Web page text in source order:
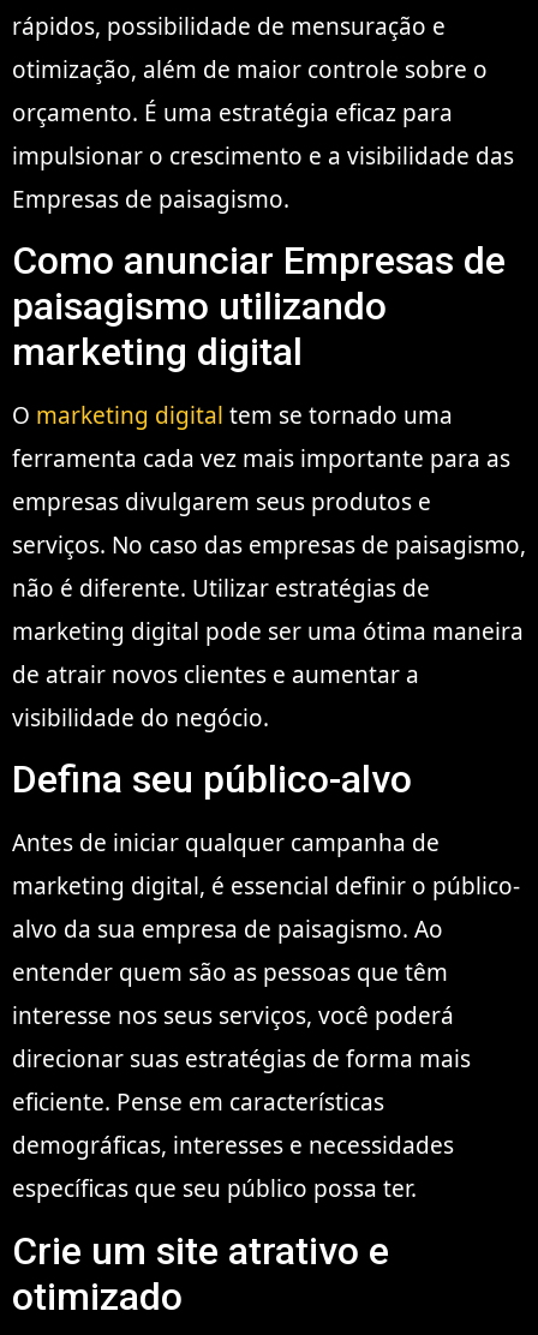
rápidos, possibilidade de mensuração e
otimização, além de maior controle sobre o
orçamento. É uma estratégia eficaz para
impulsionar o crescimento e a visibilidade das
Empresas de paisagismo.
Como anunciar Empresas de
paisagismo utilizando
marketing digital
O marketing digital tem se tornado uma
ferramenta cada vez mais importante para as
empresas divulgarem seus produtos e
serviços. No caso das empresas de paisagismo,
não é diferente. Utilizar estratégias de
marketing digital pode ser uma ótima maneira
de atrair novos clientes e aumentar a
visibilidade do negócio.
Defina seu público-alvo
Antes de iniciar qualquer campanha de
marketing digital, é essencial definir o público-
alvo da sua empresa de paisagismo. Ao
entender quem são as pessoas que têm
interesse nos seus serviços, você poderá
direcionar suas estratégias de forma mais
eficiente. Pense em características
demográficas, interesses e necessidades
específicas que seu público possa ter.
Crie um site atrativo e
otimizado